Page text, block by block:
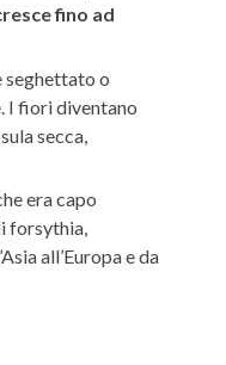
fino ad
seghettato o
I fiori diventano
secca,
era capo
forsythia,
all’Europa e da